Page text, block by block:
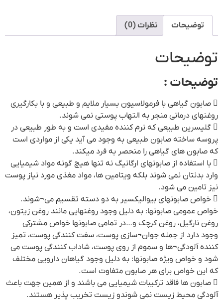
توضیحات نظرات (0)
توضیحات
توضیحات :
 صابون گیاهی با فرمولاسیون بسیار ملایم و طبیعی و با بکارگیری
روغنهای درمانی منجر به التهاب پوستی نمی شوند.
 گلیسرین طبیعی که نرم کننده مفیدی است و به طور طبیعی در
پروسه ساخته صابون طبیعی به وجود می آید یکی از مواردی است
که صابون های گیاهی را منحصر به فرد میکند.
 با استفاده از صابونهای ارگانیگ نه تنها هیچ گونه مواد شیمیایی
وارد بدنتان نمی شوند بلکه ویتامین ها، مواد مغذی مورد نیاز پوست
نیز تامین می شود.
 خواص صابونهای بیوالیکسیر به دو دسته تقسیم می¬شوند.
خواص عمومی صابونها: به دلیل وجود روغنهایی مانند روغن زیتون،
روغن نارگیل، روغن کرچک و…در تمامی صابونها خواص مشترکی
وجود دارد از جمله جوان¬سازی پوست، سفت کنندگی پوست، تمیز
کننده آلودگی¬ها و سموم از روی پوست، شاداب کنندگی پوست می
شود و خواص ویژه صابونها: به دلیل وجود گیاهان دارویی مختلف
که این خواص برای هر صابون متفاوت است.
 صابون ها فاقد ترکیبات شیمیایی می باشند و از همین جهت باعث
آلودگی محیط زیست نمی شوندو زیست تخریب پذیر هستند.